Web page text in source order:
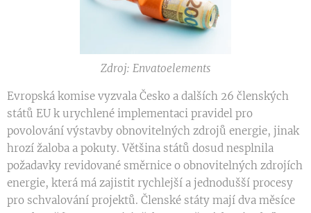
Zdroj: Envatoelements
Evropská komise vyzvala Česko a dalších 26 členských
států EU k urychlené implementaci pravidel pro
povolování výstavby obnovitelných zdrojů energie, jinak
hrozí žaloba a pokuty. Většina států dosud nesplnila
požadavky revidované směrnice o obnovitelných zdrojích
energie, která má zajistit rychlejší a jednodušší procesy
pro schvalování projektů. Členské státy mají dva měsíce